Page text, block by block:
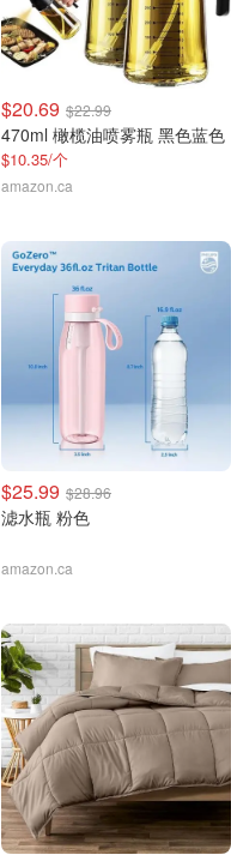
$20.69 $22.99
470ml 橄榄油喷雾瓶 黑色蓝色
$10.35/个
amazon.ca
$25.99 $28.96
滤水瓶 粉色
amazon.ca